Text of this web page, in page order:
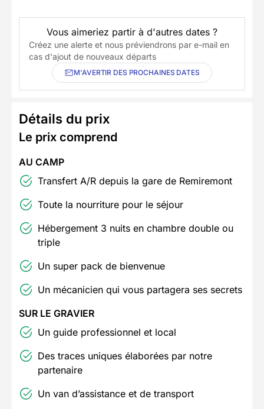
Vous aimeriez partir à d'autres dates ?
Créez une alerte et nous préviendrons par e-mail en
cas d'ajout de nouveaux départs
M'AVERTIR DES PROCHAINES DATES
Détails du prix
Le prix comprend
AU CAMP
Transfert A/R depuis la gare de Remiremont
Toute la nourriture pour le séjour
Hébergement 3 nuits en chambre double ou
triple
Un super pack de bienvenue
Un mécanicien qui vous partagera ses secrets
SUR LE GRAVIER
Un guide professionnel et local
Des traces uniques élaborées par notre
partenaire
Un van d’assistance et de transport